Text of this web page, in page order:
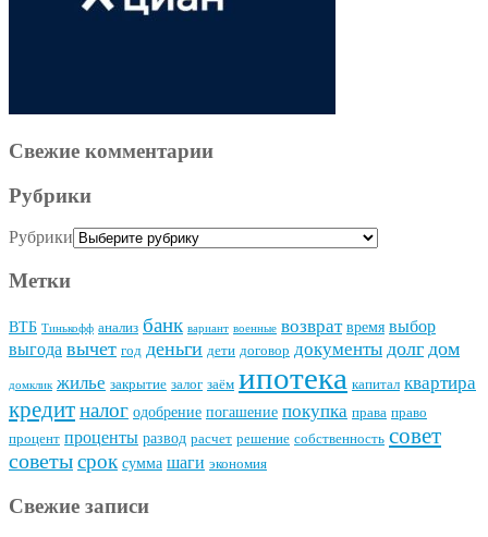
Свежие комментарии
Рубрики
Рубрики
Метки
ВТБ Тинькофф анализ банк вариант военные возврат время выбор
выгода вычет год деньги дети договор документы долг дом
домклик жилье закрытие залог заём ипотека капитал квартира
кредитналог одобрение погашение покупка права право
процент проценты развод расчет решение собственность совет
советысрок сумма шаги экономия
Свежие записи